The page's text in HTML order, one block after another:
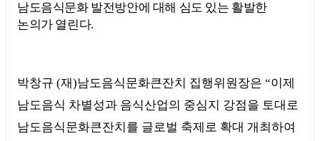
남도음식문화 발전방안에 대해 심도 있는 활발한
논의가 열린다.
박창규 (재)남도음식문화큰잔치 집행위원장은 “이제
남도음식 차별성과 음식산업의 중심지 강점을 토대로
남도음식문화큰잔치를 글로벌 축제로 확대 개최하여